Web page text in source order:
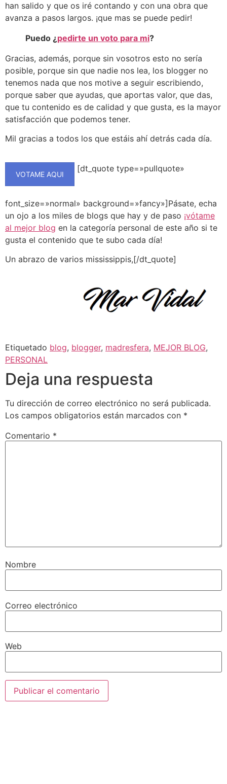
han salido y que os iré contando y con una obra que
avanza a pasos largos. ¡que mas se puede pedir!
Puedo ¿ pedirte un voto para mi?
Gracias, además, porque sin vosotros esto no sería
posible, porque sin que nadie nos lea, los blogger no
tenemos nada que nos motive a seguir escribiendo,
porque saber que ayudas, que aportas valor, que das,
que tu contenido es de calidad y que gusta, es la mayor
satisfacción que podemos tener.
Mil gracias a todos los que estáis ahí detrás cada día.
VOTAME AQUI
[dt_quote type=»pullquote»
font_size=»normal» background=»fancy»]Pásate, echa
un ojo a los miles de blogs que hay y de paso ¡vótame
al mejor blog en la categoría personal de este año si te
gusta el contenido que te subo cada día!
Un abrazo de varios mississippis,[/dt_quote]
Etiquetado blog, blogger, madresfera, MEJOR BLOG,
PERSONAL
Deja una respuesta
Tu dirección de correo electrónico no será publicada.
Los campos obligatorios están marcados con *
Comentario *
Nombre
Correo electrónico
Web